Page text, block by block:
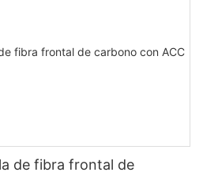
de fibra frontal de